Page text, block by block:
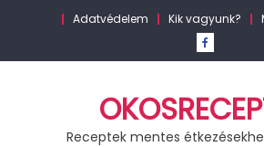
Adatvédelem Kik vagyunk?
Receptek mentes